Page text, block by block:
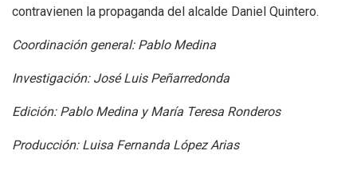
contravienen la propaganda del alcalde Daniel Quintero.
Coordinación general: Pablo Medina
Investigación: José Luis Peñarredonda
Edición: Pablo Medina y María Teresa Ronderos
Producción: Luisa Fernanda López Arias